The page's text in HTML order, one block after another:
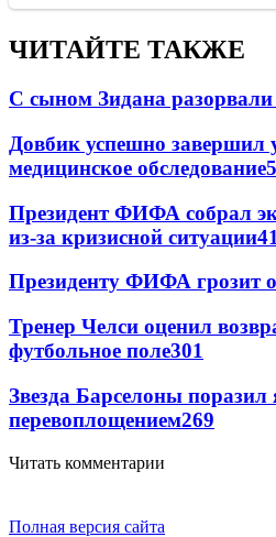
ЧИТАЙТЕ ТАКЖЕ
С сыном Зидана
Довбик успешно завершил
медицинское обследование
Президент ФИФА собрал
из-за кризисной ситуации
Президенту ФИФА грозит
Тренер Челси оценил
футбольное поле301
Звезда Барселоны
перевоплощением269
Читать комментарии
Полная версия сайта